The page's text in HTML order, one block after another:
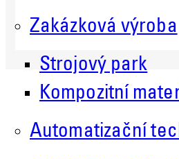
Zakázková výroba
Strojový park
Kompozitní
Automatizační